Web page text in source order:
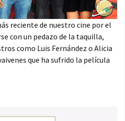
reciente de nuestro cine por el
con un pedazo de la taquilla,
como Luis Fernández o Alicia
que ha sufrido la película